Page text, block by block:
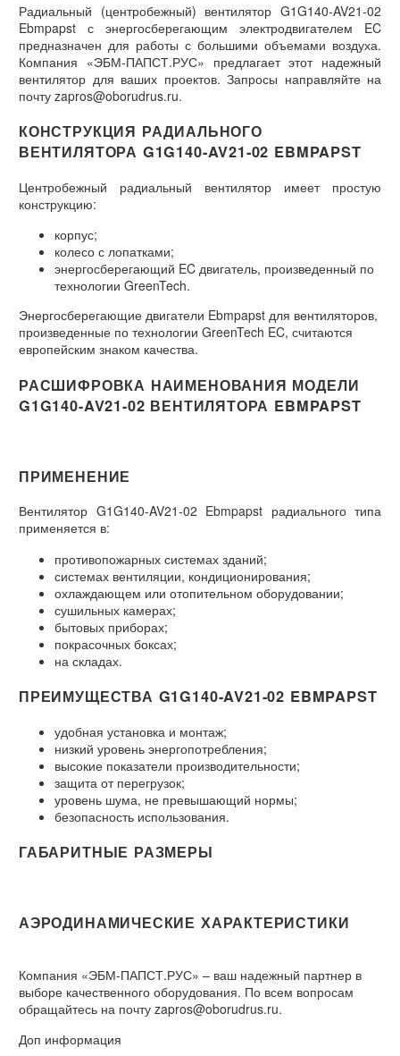
Радиальный (центробежный) вентилятор G1G140-AV21-02
Ebmpapst с энергосберегающим электродвигателем EC
предназначен для работы с большими объемами воздуха.
Компания «ЭБМ-ПАПСТ.РУС» предлагает этот надежный
вентилятор для ваших проектов. Запросы направляйте на
почту zapros@oborudrus.ru.
КОНСТРУКЦИЯ РАДИАЛЬНОГО
ВЕНТИЛЯТОРА G1G140-AV21-02 EBMPAPST
Центробежный радиальный вентилятор имеет простую
конструкцию:
корпус;
колесо с лопатками;
энергосберегающий EC двигатель, произведенный по
технологии GreenTech.
Энергосберегающие двигатели Ebmpapst для вентиляторов,
произведенные по технологии GreenTech EC, считаются
европейским знаком качества.
РАСШИФРОВКА НАИМЕНОВАНИЯ МОДЕЛИ
G1G140-AV21-02 ВЕНТИЛЯТОРА EBMPAPST
ПРИМЕНЕНИЕ
Вентилятор G1G140-AV21-02 Ebmpapst радиального типа
применяется в:
противопожарных системах зданий;
системах вентиляции, кондиционирования;
охлаждающем или отопительном оборудовании;
сушильных камерах;
бытовых приборах;
покрасочных боксах;
на складах.
ПРЕИМУЩЕСТВА G1G140-AV21-02 EBMPAPST
удобная установка и монтаж;
низкий уровень энергопотребления;
высокие показатели производительности;
защита от перегрузок;
уровень шума, не превышающий нормы;
безопасность использования.
ГАБАРИТНЫЕ РАЗМЕРЫ
АЭРОДИНАМИЧЕСКИЕ ХАРАКТЕРИСТИКИ
Компания «ЭБМ-ПАПСТ.РУС» – ваш надежный партнер в
выборе качественного оборудования. По всем вопросам
обращайтесь на почту zapros@oborudrus.ru.
Доп информация